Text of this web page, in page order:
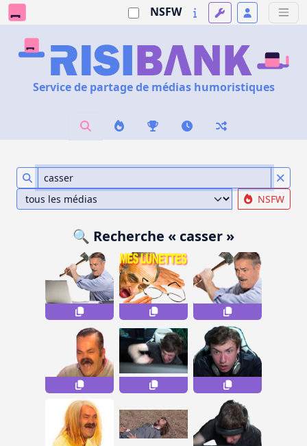
NSFW
Service de partage de médias humoristiques
NSFW
🔍 Recherche « casser »